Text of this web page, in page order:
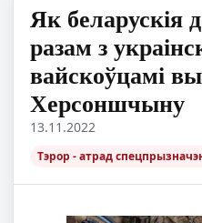
Як беларускія
разам з
вайскоўцамі
Херсоншчыну
13.11.2022
Тэрор - атрад